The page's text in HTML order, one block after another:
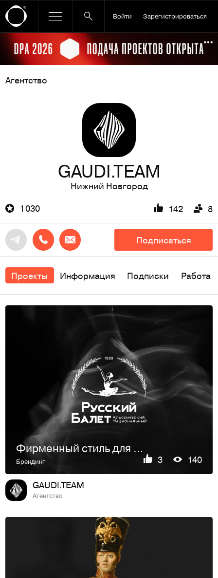
Войти Зарегистрироваться
Ссылка баннера
Агентство
GAUDI.TEAM
Нижний Новгород
1 030
142 8
Подписаться
Проекты Информация Подписки Работа
Фирменный стиль для московской труппы
Брендинг 3 140
GAUDI.TEAM
Агентство